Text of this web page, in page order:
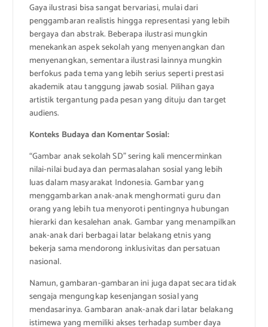
Gaya ilustrasi bisa sangat bervariasi, mulai dari
penggambaran realistis hingga representasi yang lebih
bergaya dan abstrak. Beberapa ilustrasi mungkin
menekankan aspek sekolah yang menyenangkan dan
menyenangkan, sementara ilustrasi lainnya mungkin
berfokus pada tema yang lebih serius seperti prestasi
akademik atau tanggung jawab sosial. Pilihan gaya
artistik tergantung pada pesan yang dituju dan target
audiens.
Konteks Budaya dan Komentar Sosial:
“Gambar anak sekolah SD” sering kali mencerminkan
nilai-nilai budaya dan permasalahan sosial yang lebih
luas dalam masyarakat Indonesia. Gambar yang
menggambarkan anak-anak menghormati guru dan
orang yang lebih tua menyoroti pentingnya hubungan
hierarki dan kesalehan anak. Gambar yang menampilkan
anak-anak dari berbagai latar belakang etnis yang
bekerja sama mendorong inklusivitas dan persatuan
nasional.
Namun, gambaran-gambaran ini juga dapat secara tidak
sengaja mengungkap kesenjangan sosial yang
mendasarinya. Gambaran anak-anak dari latar belakang
istimewa yang memiliki akses terhadap sumber daya